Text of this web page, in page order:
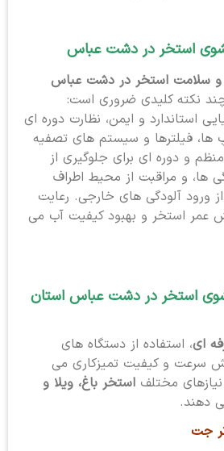
استخر در دشت عباس
سلامت استخر در دشت عباس
نکته کلیدی ضروری است:
استاندارد و ایمن، نظارت دوره ای
ها، فیلترها و سیستم های تصفیه
و دوره ای برای جلوگیری از
ها، و مراقبت از محیط اطراف
ورود آلودگی های خارجی. رعایت
عمر استخر و بهبود کیفیت آب می
استخر در دشت عباس استان
ای، استفاده از دستگاه های
سرعت و کیفیت تمیزکاری می
مختلف استخر باغ، ویلا و
دهند.
جت